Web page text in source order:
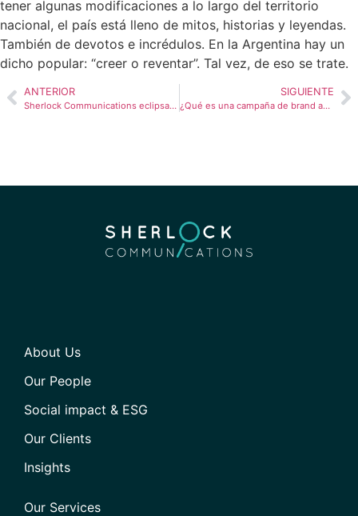
tener algunas modificaciones a lo largo del territorio
nacional, el país está lleno de mitos, historias y leyendas.
También de devotos e incrédulos. En la Argentina hay un
dicho popular: “creer o reventar”. Tal vez, de eso se trate.
ANTERIOR
Sherlock Communications eclipsa a las agencias globales 100 veces más grandes al ganar 7 premios SABRE de América Latina
SIGUIENTE
¿Qué es una campaña de brand awareness?
About Us
Our People
Social impact & ESG
Our Clients
Insights
Our Services